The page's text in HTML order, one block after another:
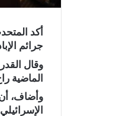
أكد
جرائم
الماضية راح